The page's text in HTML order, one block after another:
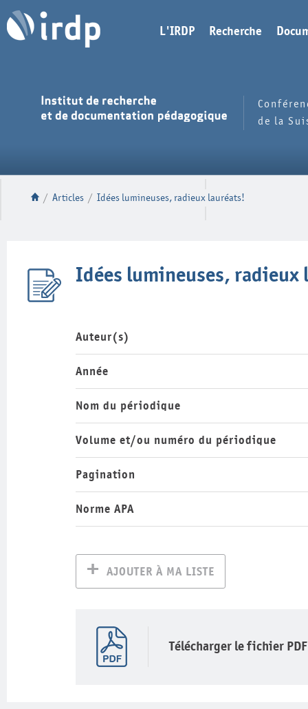
L'IRDP Recherche
de la
/ Articles / Idées lumineuses, radieux lauréats!
Idées lumineuses, radieux
Auteur(s)
Année
Nom du périodique
Volume et/ou numéro du périodique
Pagination
Norme APA
AJOUTER À MA LISTE
Télécharger le fichier PDF